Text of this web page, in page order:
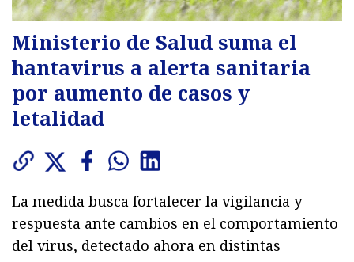
Ministerio de Salud suma el
hantavirus a alerta sanitaria
por aumento de casos y
letalidad
La medida busca fortalecer la vigilancia y
respuesta ante cambios en el comportamiento
del virus, detectado ahora en distintas